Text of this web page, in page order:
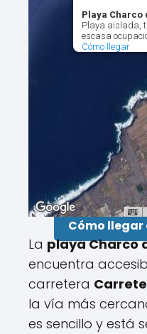
Playa Charco
Playa aislada,
escasa
Cómo llegar
Cómo llegar
La playa Charco
encuentra
carretera
la vía más
es sencillo y está